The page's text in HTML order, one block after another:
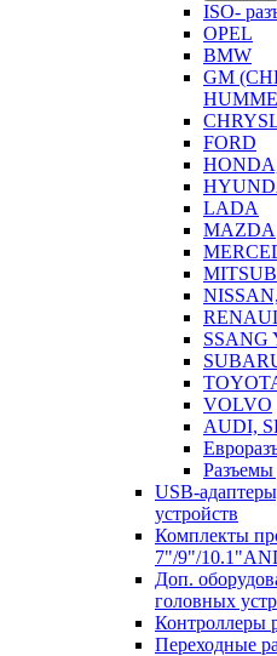
ISO-
OPEL
BMW
GM
FORD
LADA
MAZDA
SSANG
VOLVO
AUDI,
Разъемы
USB-
устройств
Комплекты
7"/9"/
Доп.
головных
Контроллеры
Переходные